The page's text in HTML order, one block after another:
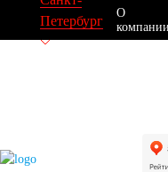
Петербург
О
компании